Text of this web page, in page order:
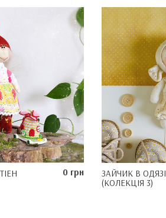
0 грн
ЗАЙЧИК В ОДЯЗІ
(КОЛЕКЦІЯ 3)